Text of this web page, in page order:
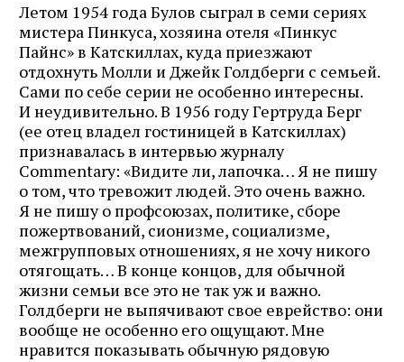
Летом 1954 года Булов сыграл в семи сериях
мистера Пинкуса, хозяина отеля «Пинкус
Пайнс» в Катскиллах, куда приезжают
отдохнуть Молли и Джейк Голдберги с семьей.
Сами по себе серии не особенно интересны.
И неудивительно. В 1956 году Гертруда Берг
(ее отец владел гостиницей в Катскиллах)
признавалась в интервью журналу
Commentary: «Видите ли, лапочка… Я не пишу
о том, что тревожит людей. Это очень важно.
Я не пишу о профсоюзах, политике, сборе
пожертвований, сионизме, социализме,
межгрупповых отношениях, я не хочу никого
отягощать… В конце концов, для обычной
жизни семьи все это не так уж и важно.
Голдберги не выпячивают свое еврейство: они
вообще не особенно его ощущают. Мне
нравится показывать обычную рядовую